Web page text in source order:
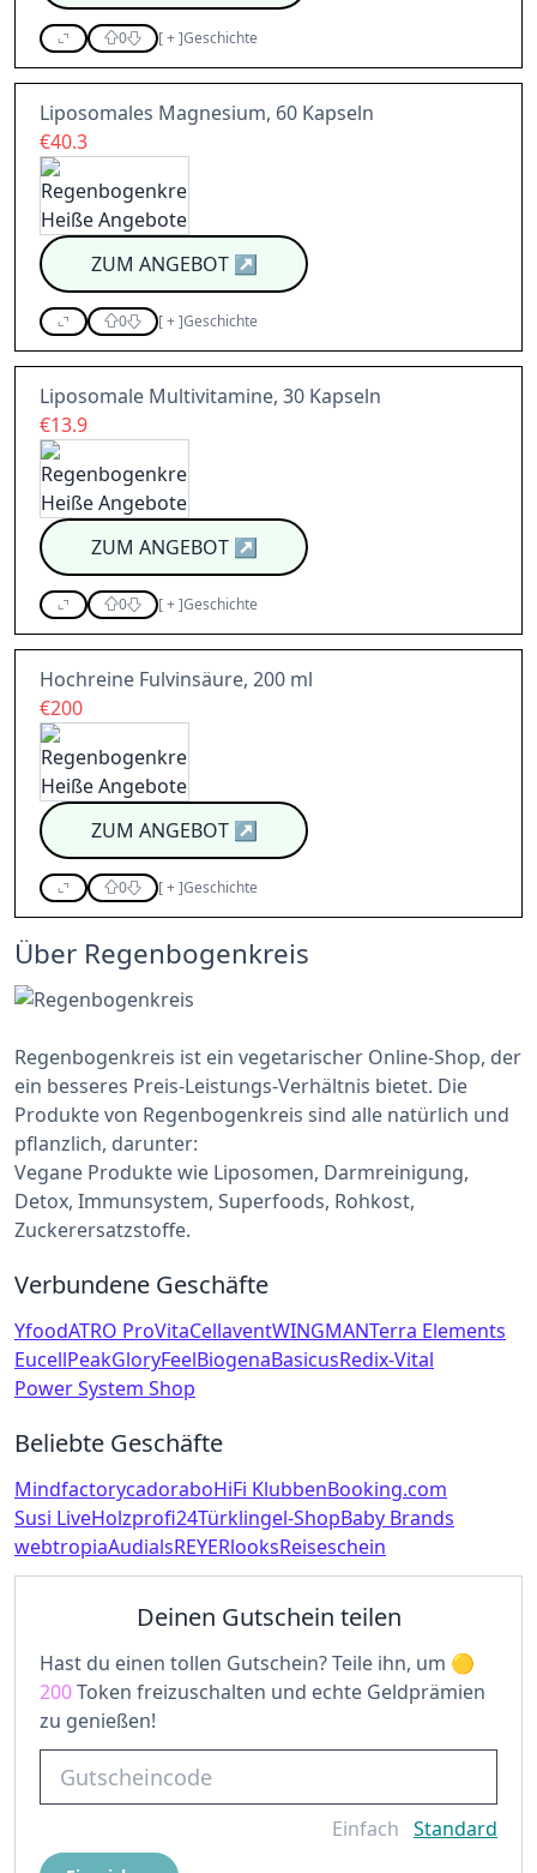
0 [+]Geschichte
Liposomales Magnesium, 60 Kapseln
€40.3
ZUM ANGEBOT↗
0 [+]Geschichte
Liposomale Multivitamine, 30 Kapseln
€13.9
ZUM ANGEBOT↗
0 [+]Geschichte
Hochreine Fulvinsäure, 200 ml
€200
ZUM ANGEBOT↗
0 [+]Geschichte
Über Regenbogenkreis
Regenbogenkreis ist ein vegetarischer Online-Shop, der
ein besseres Preis-Leistungs-Verhältnis bietet. Die
Produkte von Regenbogenkreis sind alle natürlich und
pflanzlich, darunter:
Vegane Produkte wie Liposomen, Darmreinigung,
Detox, Immunsystem, Superfoods, Rohkost,
Zuckerersatzstoffe.
Verbundene Geschäfte
YfoodATRO ProVitaCellaventWINGMANTerra Elements
EucellPeakGloryFeelBiogenaBasicusRedix-Vital
Power System Shop
Beliebte Geschäfte
MindfactorycadoraboHiFi KlubbenBooking.com
Susi LiveHolzprofi24Türklingel-ShopBaby Brands
webtropiaAudialsREYERlooksReiseschein
Deinen Gutschein teilen
Hast du einen tollen Gutschein? Teile ihn, um
200Token freizuschalten und echte Geldprämien
zu genießen!
Einfach Standard